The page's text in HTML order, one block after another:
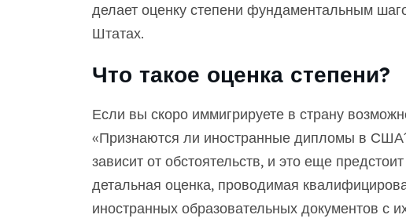
делает оценку степени фундаментальным
Штатах.
Что такое оценка степени?
Если вы скоро иммигрируете в страну
«Признаются ли иностранные дипломы в
зависит от обстоятельств, и это еще
детальная оценка, проводимая
иностранных образовательных документов с